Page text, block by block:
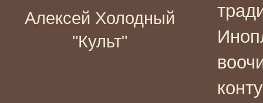
Алексей Холодный
"Культ"